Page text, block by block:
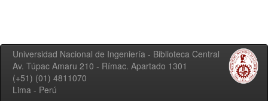
Universidad Nacional de Ingeniería - Biblioteca Central
Av. Túpac Amaru 210 - Rímac. Apartado 1301
(+51) (01) 4811070
Lima - Perú